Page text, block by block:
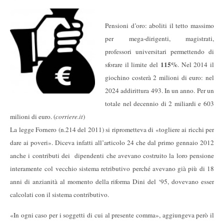
Pensioni d’oro: aboliti il tetto massimo
per mega-dirigenti, magistrati,
professori universitari permettendo di
sforare il limite del 115%. Nel 2014 il
giochino costerà 2 milioni di euro: nel
2024 addirittura 493. In un anno. Per un
totale nel decennio di 2 miliardi e 603
milioni di euro. (corriere.it)
La legge Fornero (n.214 del 2011) si riprometteva di «togliere ai ricchi per
dare ai poveri». Diceva infatti all’articolo 24 che dal primo gennaio 2012
anche i contributi dei dipendenti che avevano costruito la loro pensione
interamente col vecchio sistema retributivo perché avevano già più di 18
anni di anzianità al momento della riforma Dini del ‘95, dovevano esser
calcolati con il sistema contributivo.
«In ogni caso per i soggetti di cui al presente comma», aggiungeva però il